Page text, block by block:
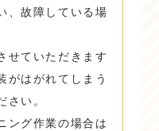
、故障している場
せていただきます
がはがれてしまう
さい。
ング作業の場合は